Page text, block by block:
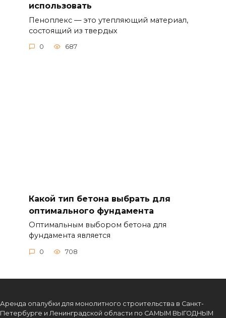
использовать
Пеноплекс — это утепляющий материал,
состоящий из твердых
0 687
Какой тип бетона выбрать для
оптимального фундамента
Оптимальным выбором бетона для
фундамента является
0 708
Аренда опалубки для монолитного строительства в Санкт-
Петербурге и Ленинградской области по САМЫМ ВЫГОДНЫМ